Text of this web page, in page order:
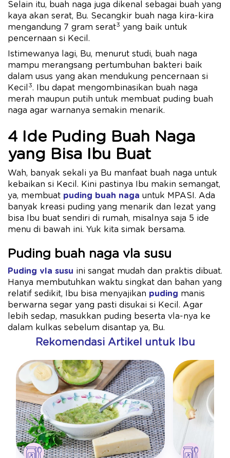
Selain itu, buah naga juga dikenal sebagai buah yang
kaya akan serat, Bu. Secangkir buah naga kira-kira
mengandung 7 gram serat3 yang baik untuk
pencernaan si Kecil.
Istimewanya lagi, Bu, menurut studi, buah naga
mampu merangsang pertumbuhan bakteri baik
dalam usus yang akan mendukung pencernaan si
Kecil 3. Ibu dapat mengombinasikan buah naga
merah maupun putih untuk membuat puding buah
naga agar warnanya semakin menarik.
4 Ide Puding Buah Naga
yang Bisa Ibu Buat
Wah, banyak sekali ya Bu manfaat buah naga untuk
kebaikan si Kecil. Kini pastinya Ibu makin semangat,
ya, membuat puding buah naga untuk MPASI. Ada
banyak kreasi puding yang menarik dan lezat yang
bisa Ibu buat sendiri di rumah, misalnya saja 5 ide
menu di bawah ini. Yuk kita simak bersama.
Puding buah naga vla susu
Puding vla susu ini sangat mudah dan praktis dibuat.
Hanya membutuhkan waktu singkat dan bahan yang
relatif sedikit, Ibu bisa menyajikan puding manis
berwarna segar yang pasti disukai si Kecil. Agar
lebih sedap, masukkan puding beserta vla-nya ke
dalam kulkas sebelum disantap ya, Bu.
Rekomendasi Artikel untuk Ibu